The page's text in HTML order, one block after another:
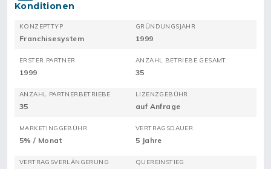
Konditionen
KONZEPTTYP
Franchisesystem
GRÜNDUNGSJAHR
1999
ERSTER PARTNER
1999
ANZAHL BETRIEBE GESAMT
35
ANZAHL PARTNERBETRIEBE
35
LIZENZGEBÜHR
auf Anfrage
MARKETINGGEBÜHR
5% / Monat
VERTRAGSDAUER
5 Jahre
VERTRAGSVERLÄNGERUNG QUEREINSTIEG